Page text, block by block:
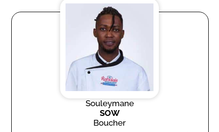
Souleymane
SOW
Boucher